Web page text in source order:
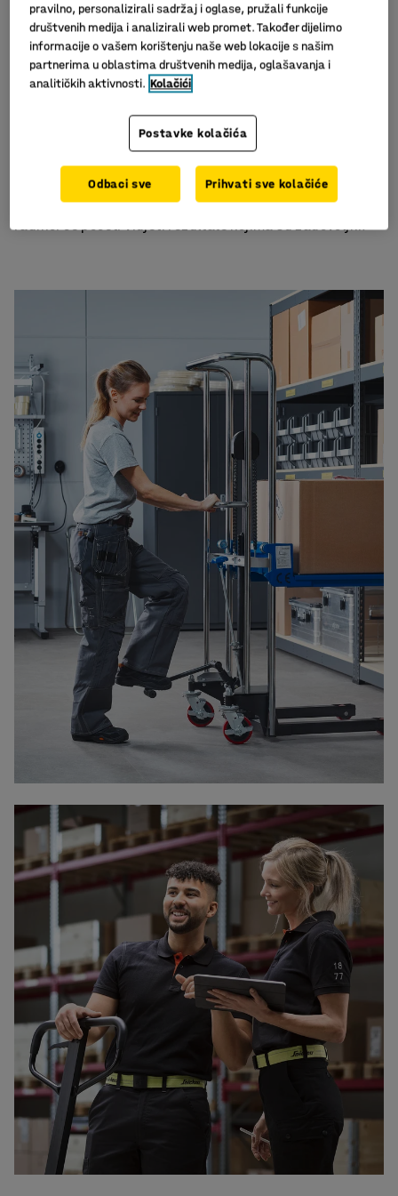
otprema, glomazne rutine prikupljanja i redovi na
pakirnim stanicama. Potrebno je pažljivo planiranje gdje
se u skladištu skladište artikli velikog i malog volumena
kako bi se najpopularnija roba mogla brže preuzeti.
Također je bitno dati osoblju najbolje moguće alate za
najučinkovitije obavljanje posla, bilo da se radi o većem
broju kolica za prikupljanje ili bolje opremljenim
stolovima za pakiranje.
Nakon što se uspostave pravi procesi, kupci, menadžeri i
radnici će početi vidjeti rezultate kojima su zadovoljni.
pravilno, personalizirali sadržaj i oglase, pružali funkcije
društvenih medija i analizirali web promet. Također dijelimo
informacije o vašem korištenju naše web lokacije s našim
partnerima u oblastima društvenih medija, oglašavanja i
analitičkih aktivnosti. Kolačići
Postavke kolačića
Odbaci sve Prihvati sve kolačiće